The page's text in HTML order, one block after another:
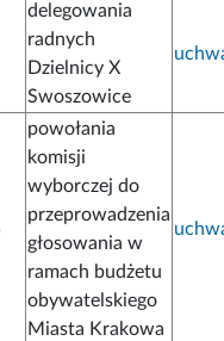
delegowania
radnych
Dzielnicy X
Swoszowice
powołania
komisji
wyborczej do
przeprowadzenia
głosowania w
ramach budżetu
obywatelskiego
Miasta Krakowa